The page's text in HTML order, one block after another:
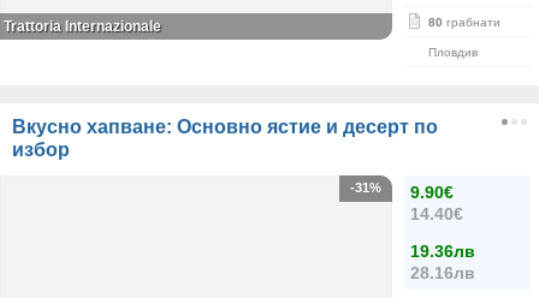
80 грабнати
Пловдив
Trattoria Internazionale
Вкусно хапване: Основно ястие и десерт по
избор
9.90€
14.40€
19.36лв
28.16лв
-31%